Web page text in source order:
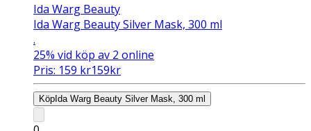
Ida Warg Beauty
Ida Warg Beauty Silver Mask, 300 ml
.
25% vid köp av 2 online
Pris: 159 kr159kr
Köp Ida Warg Beauty Silver Mask, 300 ml